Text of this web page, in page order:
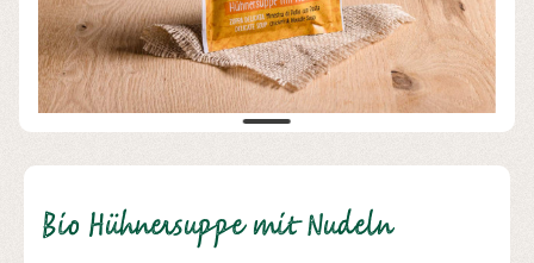
Bio Hühnersuppe mit Nudeln